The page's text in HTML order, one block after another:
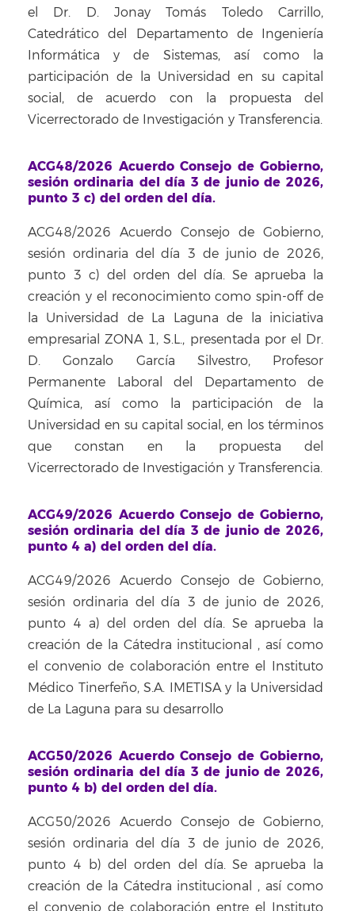
el Dr. D. Jonay Tomás Toledo Carrillo,
Catedrático del Departamento de Ingeniería
Informática y de Sistemas, así como la
participación de la Universidad en su capital
social, de acuerdo con la propuesta del
Vicerrectorado de Investigación y Transferencia.
ACG48/2026 Acuerdo Consejo de Gobierno,
sesión ordinaria del día 3 de junio de 2026,
punto 3 c) del orden del día.
ACG48/2026 Acuerdo Consejo de Gobierno,
sesión ordinaria del día 3 de junio de 2026,
punto 3 c) del orden del día. Se aprueba la
creación y el reconocimiento como spin-off de
la Universidad de La Laguna de la iniciativa
empresarial ZONA 1, S.L., presentada por el Dr.
D. Gonzalo García Silvestro, Profesor
Permanente Laboral del Departamento de
Química, así como la participación de la
Universidad en su capital social, en los términos
que constan en la propuesta del
Vicerrectorado de Investigación y Transferencia.
ACG49/2026 Acuerdo Consejo de Gobierno,
sesión ordinaria del día 3 de junio de 2026,
punto 4 a) del orden del día.
ACG49/2026 Acuerdo Consejo de Gobierno,
sesión ordinaria del día 3 de junio de 2026,
punto 4 a) del orden del día. Se aprueba la
creación de la Cátedra institucional , así como
el convenio de colaboración entre el Instituto
Médico Tinerfeño, S.A. IMETISA y la Universidad
de La Laguna para su desarrollo
ACG50/2026 Acuerdo Consejo de Gobierno,
sesión ordinaria del día 3 de junio de 2026,
punto 4 b) del orden del día.
ACG50/2026 Acuerdo Consejo de Gobierno,
sesión ordinaria del día 3 de junio de 2026,
punto 4 b) del orden del día. Se aprueba la
creación de la Cátedra institucional , así como
el convenio de colaboración entre el Instituto